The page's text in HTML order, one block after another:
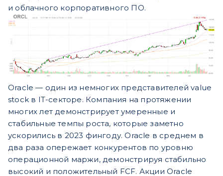
и облачного корпоративного ПО.
Oracle — один из немногих представителей value
stock в IT-секторе. Компания на протяжении
многих лет демонстрирует умеренные и
стабильные темпы роста, которые заметно
ускорились в 2023 фингоду. Oracle в среднем в
два раза опережает конкурентов по уровню
операционной маржи, демонстрируя стабильно
высокий и положительный FCF. Акции Oracle